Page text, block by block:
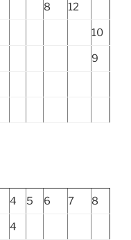
8 12
10
9
4 5 6 7 8
4